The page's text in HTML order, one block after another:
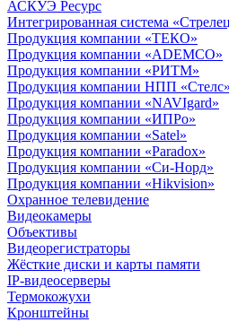
АСКУЭ Ресурс
Интегрированная система
Продукция компании «ТЕКО»
Продукция компании «ADEMCO»
Продукция компании «РИТМ»
Продукция компании НПП «Стелс»
Продукция компании «NAVIgard»
Продукция компании «ИПРо»
Продукция компании «Satel»
Продукция компании «Paradox»
Продукция компании «Си-Норд»
Продукция компании «Hikvision»
Охранное телевидение
Видеокамеры
Объективы
Видеорегистраторы
Жёсткие диски и карты памяти
IP-видеосерверы
Термокожухи
Кронштейны